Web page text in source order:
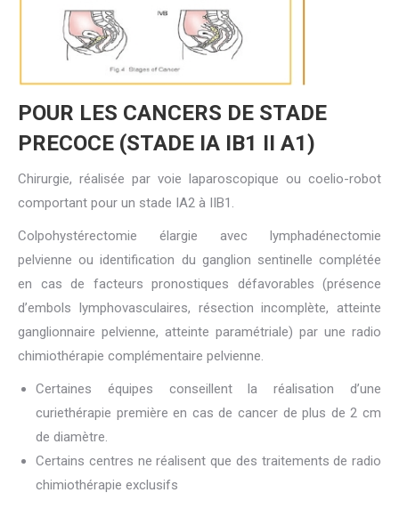
POUR LES CANCERS DE STADE
PRECOCE (STADE IA IB1 II A1)
Chirurgie, réalisée par voie laparoscopique ou coelio-robot
comportant pour un stade IA2 à IIB1.
Colpohystérectomie élargie avec lymphadénectomie
pelvienne ou identification du ganglion sentinelle complétée
en cas de facteurs pronostiques défavorables (présence
d’embols lymphovasculaires, résection incomplète, atteinte
ganglionnaire pelvienne, atteinte paramétriale) par une radio
chimiothérapie complémentaire pelvienne.
Certaines équipes conseillent la réalisation d’une
curiethérapie première en cas de cancer de plus de 2 cm
de diamètre.
Certains centres ne réalisent que des traitements de radio
chimiothérapie exclusifs